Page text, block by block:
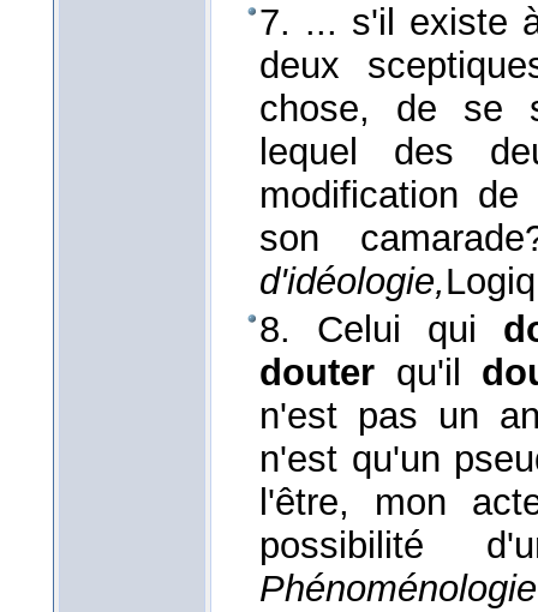
7. ... s'il existe
deux
chose, de se
lequel des
modification
son
d'idéologie,
8. Celui qui
douter qu'il
n'est pas un
n'est qu'un
l'être, mon
possibilité